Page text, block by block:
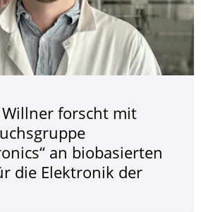
forscht mit
an biobasierten
die Elektronik der